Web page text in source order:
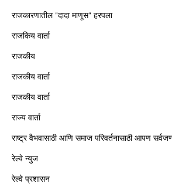
राजकारणातील "दादा माणूस" हरपला
राजकिय वार्ता
राजकीय
राजकीय वार्ता
राजकीय वार्ता
राज्य वार्ता
राष्ट्र वैभवासाठी आणि समाज परिवर्तनासाठी आपण
रेल्वे न्युज
रेल्वे प्रशासन